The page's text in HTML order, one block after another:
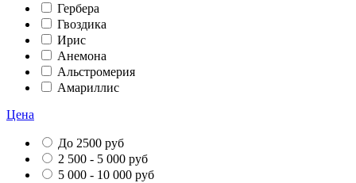
Гербера
Гвоздика
Ирис
Анемона
Альстромерия
Амариллис
Цена
До 2500 руб
2 500 - 5 000 руб
5 000 - 10 000 руб